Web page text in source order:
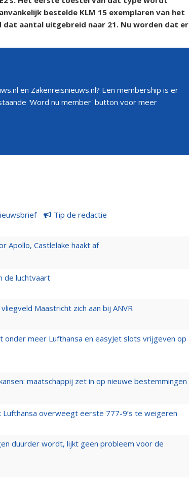
bestelde KLM 15 exemplaren van het
aantal uitgebreid naar 21. Nu worden dat er
en Zakenreisnieuws.nl? Een membership is er
'Word nu member' button voor meer
Tip de redactie
Apollo, Castlelake haakt af
de luchtvaart
Maastricht zich aan bij ANVR
meer Lufthansa en easyJet slots vrijgeven op
maatschappij zet in op nieuwe bestemmingen
overweegt eerste 777-9’s te weigeren
duurder wordt, lijkt geen probleem voor de